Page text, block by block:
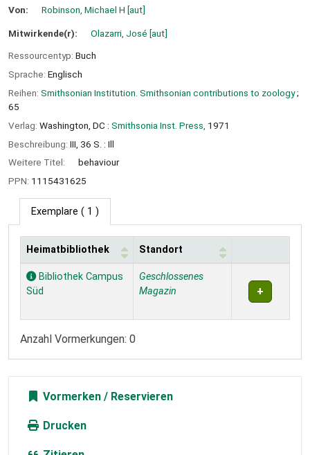
Von: Robinson, Michael H [aut]
Mitwirkende(r): Olazarri, José [aut]
Ressourcentyp: Buch
Sprache: Englisch
Reihen: Smithsonian Institution. Smithsonian contributions to zoology;
65
Verlag: Washington, DC : Smithsonia Inst. Press, 1971
Beschreibung: III, 36 S. : Ill
Weitere Titel:
behaviour
PPN: 1115431625
Exemplare ( 1 )
Exemplare
Heimatbibliothek Standort
Bibliothek Campus
Süd
Geschlossenes
Magazin
Anzahl Vormerkungen: 0
Vormerken
Drucken